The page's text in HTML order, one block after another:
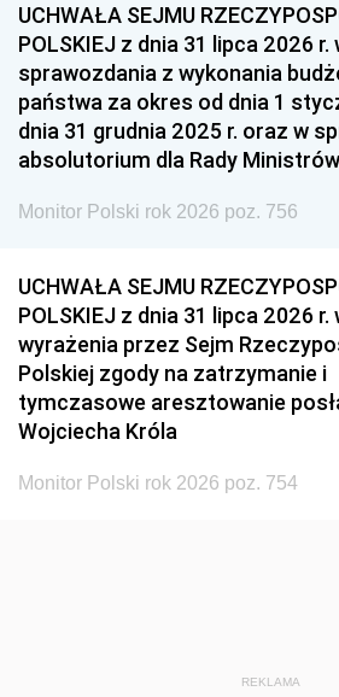
1939 1938
1936 1930
UCHWAŁA SEJMU
POLSKIEJ z dnia 31 lipca 2026
sprawozdania z wykonania
państwa za okres od dnia 1
dnia 31 grudnia 2025 r. oraz w
absolutorium dla Rady Ministrów
Monitor Polski rok 2026 poz. 756
UCHWAŁA SEJMU
POLSKIEJ z dnia 31 lipca 2026
wyrażenia przez Sejm
Polskiej zgody na zatrzymanie i
tymczasowe aresztowanie
Wojciecha Króla
Monitor Polski rok 2026 poz. 754
REKLAMA